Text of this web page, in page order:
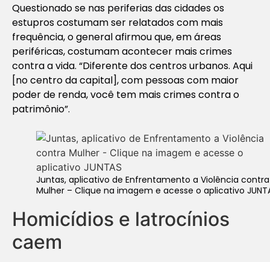
Questionado se nas periferias das cidades os
estupros costumam ser relatados com mais
frequência, o general afirmou que, em áreas
periféricas, costumam acontecer mais crimes
contra a vida. “Diferente dos centros urbanos. Aqui
[no centro da capital], com pessoas com maior
poder de renda, você tem mais crimes contra o
patrimônio”.
Juntas, aplicativo de Enfrentamento a Violência contra
Mulher – Clique na imagem e acesse o aplicativo
Homicídios e latrocínios
caem